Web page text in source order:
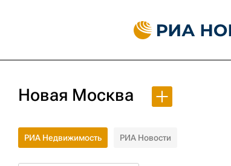
Новая Москва
РИА Недвижимость РИА Новости